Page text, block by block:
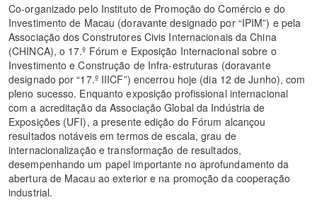
Co-organizado pelo Instituto de Promoção do Comércio e do
Investimento de Macau (doravante designado por “IPIM”) e pela
Associação dos Construtores Civis Internacionais da China
(CHINCA), o 17.º Fórum e Exposição Internacional sobre o
Investimento e Construção de Infra-estruturas (doravante
designado por “17.º IIICF”) encerrou hoje (dia 12 de Junho), com
pleno sucesso. Enquanto exposição profissional internacional
com a acreditação da Associação Global da Indústria de
Exposições (UFI), a presente edição do Fórum alcançou
resultados notáveis em termos de escala, grau de
internacionalização e transformação de resultados,
desempenhando um papel importante no aprofundamento da
abertura de Macau ao exterior e na promoção da cooperação
industrial.